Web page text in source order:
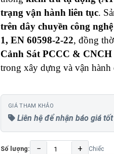
trạng vận hành liên tục.
trên dây chuyền công nghệ
1, EN 60598-2-22, đồng
Cảnh Sát PCCC & CNCH
trong xây dựng và vận hành
GIÁ THAM KHẢO
Liên hệ để nhận báo giá
Số lượng: − + Chiếc